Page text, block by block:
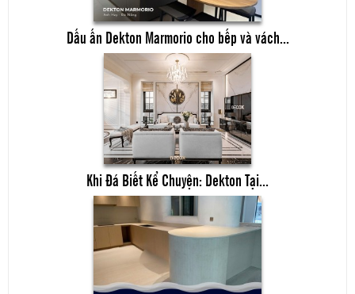
Dấu ấn Dekton Marmorio cho bếp và vách...
Khi Đá Biết Kể Chuyện: Dekton Tại...